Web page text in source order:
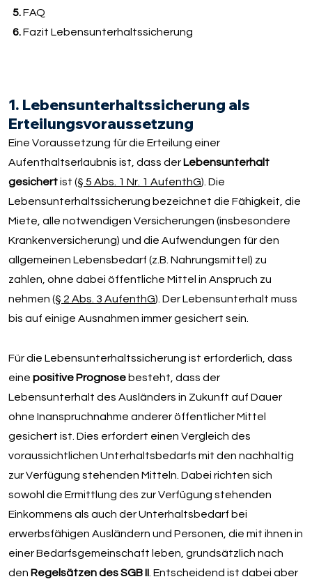
5.FAQ
6.Fazit Lebensunterhaltssicherung
1. Lebensunterhaltssicherung als
Erteilungsvoraussetzung
Eine Voraussetzung für die Erteilung einer
Aufenthaltserlaubnis ist, dass der Lebensunterhalt
gesichertist (§ 5 Abs. 1 Nr. 1 AufenthG). Die
Lebensunterhaltssicherung bezeichnet die Fähigkeit, die
Miete, alle notwendigen Versicherungen (insbesondere
Krankenversicherung) und die Aufwendungen für den
allgemeinen Lebensbedarf (z.B. Nahrungsmittel) zu
zahlen, ohne dabei öffentliche Mittel in Anspruch zu
nehmen (§ 2 Abs. 3 AufenthG). Der Lebensunterhalt muss
bis auf einige Ausnahmen immer gesichert sein.
Für die Lebensunterhaltssicherung ist erforderlich, dass
eine positive Prognosebesteht, dass der
Lebensunterhalt des Ausländers in Zukunft auf Dauer
ohne Inanspruchnahme anderer öffentlicher Mittel
gesichert ist. Dies erfordert einen Vergleich des
voraussichtlichen Unterhaltsbedarfs mit den nachhaltig
zur Verfügung stehenden Mitteln. Dabei richten sich
sowohl die Ermittlung des zur Verfügung stehenden
Einkommens als auch der Unterhaltsbedarf bei
erwerbsfähigen Ausländern und Personen, die mit ihnen in
einer Bedarfsgemeinschaft leben, grundsätzlich nach
den Regelsätzen des SGB II. Entscheidend ist dabei aber